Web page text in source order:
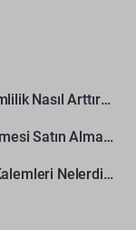
Maden Ocaklarında Operasyonel Verimlilik Nasıl Arttırılır?
Müteahhitler İçin Toptan İnşaat Malzemesi Satın Alma Rehberi
Maden Ocaklarında En Yüksek Gider Kalemleri Nelerdir?